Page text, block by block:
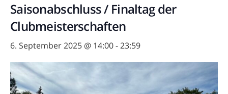
Saisonabschluss / Finaltag der
Clubmeisterschaften
6. September 2025 @ 14:00-23:59